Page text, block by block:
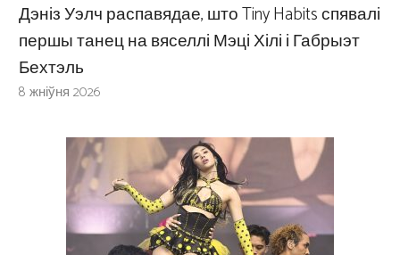
Дэніз Уэлч распавядае, што Tiny Habits спявалі
першы танец на вяселлі Мэці Хілі і Габрыэт
Бехтэль
8 жніўня 2026